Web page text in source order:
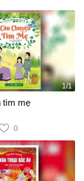
1/1
tìm mẹ
0